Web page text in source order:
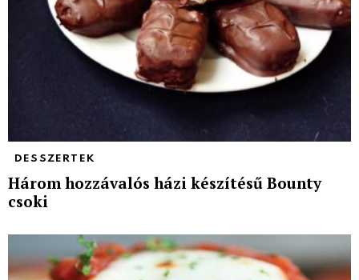
DESSZERTEK
Három hozzávalós házi készítésű Bounty
csoki